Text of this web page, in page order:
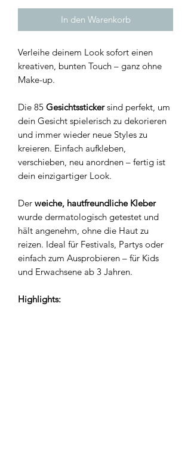
In den Warenkorb
Verleihe deinem Look sofort einen
kreativen, bunten Touch – ganz ohne
Make-up.
Die 85 Gesichtsstickersind perfekt, um
dein Gesicht spielerisch zu dekorieren
und immer wieder neue Styles zu
kreieren. Einfach aufkleben,
verschieben, neu anordnen – fertig ist
dein einzigartiger Look.
Der weiche, hautfreundliche Kleber
wurde dermatologisch getestet und
hält angenehm, ohne die Haut zu
reizen. Ideal für Festivals, Partys oder
einfach zum Ausprobieren – für Kids
und Erwachsene ab 3 Jahren.
Highlights: